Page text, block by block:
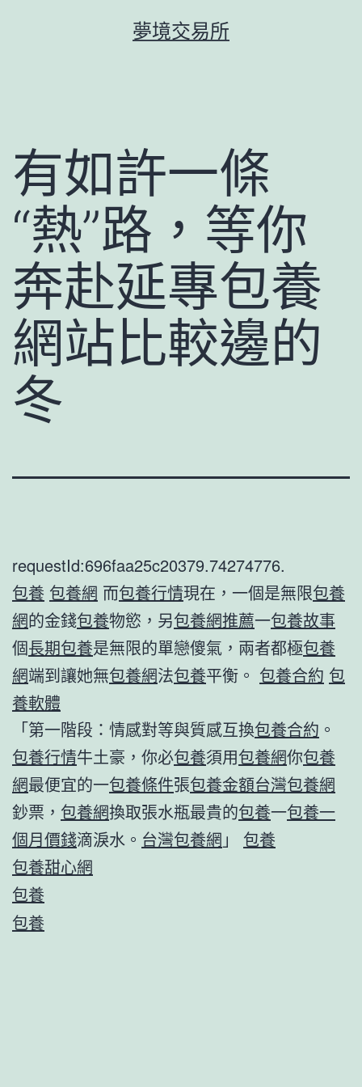
夢境交易所
有如許一條
“熱”路，等你
奔赴延專包養
網站比較邊的
冬
requestId:696faa25c20379.74274776.
包養 包養網 而包養行情現在，一個是無限包養
網的金錢包養物慾，另包養網推薦一包養故事
個長期包養是無限的單戀傻氣，兩者都極包養
網端到讓她無包養網法包養平衡。 包養合約 包
養軟體
「第一階段：情感對等與質感互換包養合約 。
包養行情牛土豪，你必包養須用包養網你包養
網最便宜的一包養條件張包養金額台灣包養網
鈔票， 包養網換取張水瓶最貴的包養一包養一
個月價錢滴淚水。 台灣包養網 」 包養
包養甜心網
包養
包養